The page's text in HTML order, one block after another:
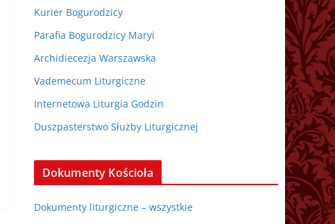
Kurier Bogurodzicy
Parafia Bogurodzicy Maryi
Archidiecezja Warszawska
Vademecum Liturgiczne
Internetowa Liturgia Godzin
Duszpasterstwo Służby Liturgicznej
Dokumenty Kościoła
Dokumenty liturgiczne – wszystkie